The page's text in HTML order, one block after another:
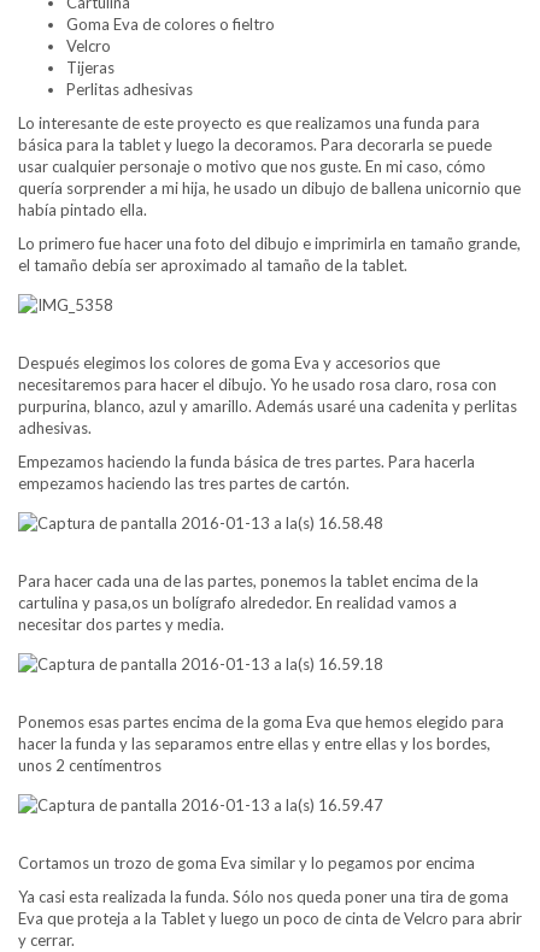
Goma Eva de colores o fieltro
Velcro
Tijeras
Perlitas adhesivas
Lo interesante de este proyecto es que realizamos una funda para
básica para la tablet y luego la decoramos. Para decorarla se puede
usar cualquier personaje o motivo que nos guste. En mi caso, cómo
quería sorprender a mi hija, he usado un dibujo de ballena unicornio que
había pintado ella.
Lo primero fue hacer una foto del dibujo e imprimirla en tamaño grande,
el tamaño debía ser aproximado al tamaño de la tablet.
Después elegimos los colores de goma Eva y accesorios que
necesitaremos para hacer el dibujo. Yo he usado rosa claro, rosa con
purpurina, blanco, azul y amarillo. Además usaré una cadenita y perlitas
adhesivas.
Empezamos haciendo la funda básica de tres partes. Para hacerla
empezamos haciendo las tres partes de cartón.
Para hacer cada una de las partes, ponemos la tablet encima de la
cartulina y pasa,os un bolígrafo alrededor. En realidad vamos a
necesitar dos partes y media.
Ponemos esas partes encima de la goma Eva que hemos elegido para
hacer la funda y las separamos entre ellas y entre ellas y los bordes,
unos 2 centímentros
Cortamos un trozo de goma Eva similar y lo pegamos por encima
Ya casi esta realizada la funda. Sólo nos queda poner una tira de goma
Eva que proteja a la Tablet y luego un poco de cinta de Velcro para abrir
y cerrar.